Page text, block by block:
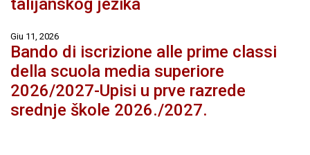
talijanskog jezika
Giu 11, 2026
Bando di iscrizione alle prime classi
della scuola media superiore
2026/2027-Upisi u prve razrede
srednje škole 2026./2027.